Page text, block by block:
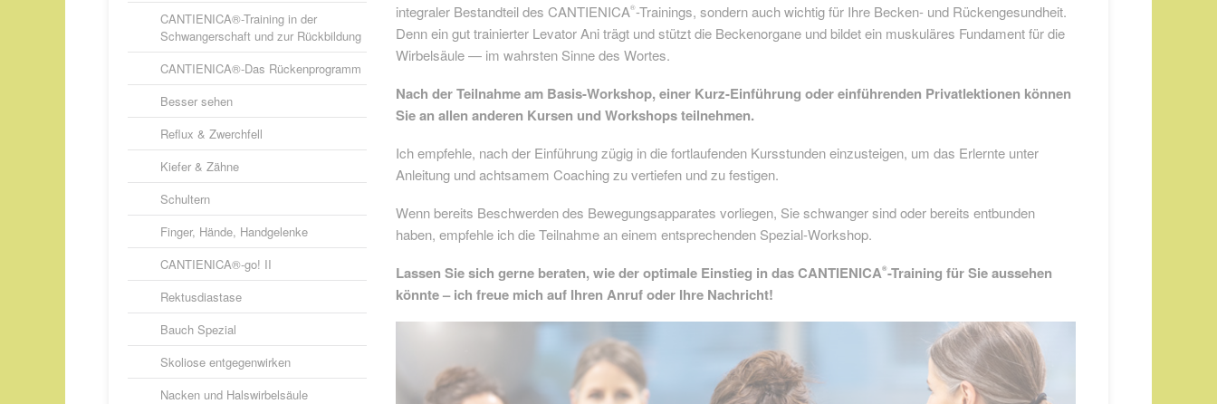
integraler Bestandteil des CANTIENICA®-Trainings, sondern auch wichtig für Ihre Becken- und Rückengesundheit.
Denn ein gut trainierter Levator Ani trägt und stützt die Beckenorgane und bildet ein muskuläres Fundament für die
Wirbelsäule — im wahrsten Sinne des Wortes.
Nach der Teilnahme am Basis-Workshop, einer Kurz-Einführung oder einführenden Privatlektionen können
Sie an allen anderen Kursen und Workshops teilnehmen.
Ich empfehle, nach der Einführung zügig in die fortlaufenden Kursstunden einzusteigen, um das Erlernte unter
Anleitung und achtsamem Coaching zu vertiefen und zu festigen.
Wenn bereits Beschwerden des Bewegungsapparates vorliegen, Sie schwanger sind oder bereits entbunden
haben, empfehle ich die Teilnahme an einem entsprechenden Spezial-Workshop.
Lassen Sie sich gerne beraten, wie der optimale Einstieg in das CANTIENICA®-Training für Sie aussehen
könnte – ich freue mich auf Ihren Anruf oder Ihre Nachricht!
CANTIENICA®-Training in der
Schwangerschaft und zur Rückbildung
CANTIENICA®-Das Rückenprogramm
Besser sehen
Reflux & Zwerchfell
Kiefer & Zähne
Schultern
Finger, Hände, Handgelenke
CANTIENICA®-go! II
Rektusdiastase
Bauch Spezial
Skoliose entgegenwirken
Nacken und Halswirbelsäule